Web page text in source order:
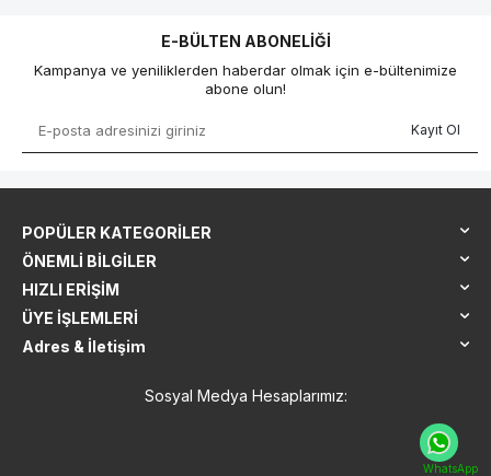
WhatsApp
E-BÜLTEN ABONELIĞI
Kampanya ve yeniliklerden haberdar olmak için e-bültenimize
abone olun!
Kayıt Ol
POPÜLER KATEGORILER
ÖNEMLI BILGILER
HIZLI ERIŞIM
ÜYE İŞLEMLERI
Adres & İletişim
Sosyal Medya Hesaplarımız: